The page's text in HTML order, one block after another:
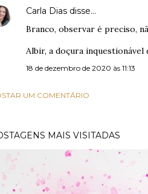
Carla Dias disse…
Branco, observar é preciso,
Albir, a doçura inquestionável
18 de dezembro de 2020 às 11:13
UM COMENTÁRIO
MAIS VISITADAS